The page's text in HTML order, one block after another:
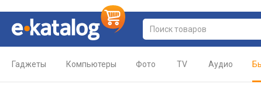
Гаджеты Компьютеры Фото TV Аудио